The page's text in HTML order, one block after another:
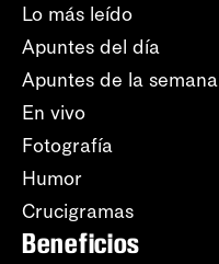
Lo más leído
Apuntes del día
Apuntes de la semana
En vivo
Fotografía
Humor
Crucigramas
Beneficios